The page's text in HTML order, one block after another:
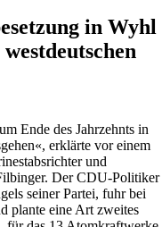
in Wyhl
Ende des Jahrzehnts in
erklärte vor einem
und
Der CDU-Politiker
seiner Partei, fuhr bei
plante eine Art zweites